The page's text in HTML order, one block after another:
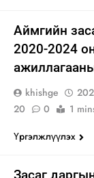
Аймгийн
2020-2024
khishge
20
0
1
Үргэлжлүүлэх